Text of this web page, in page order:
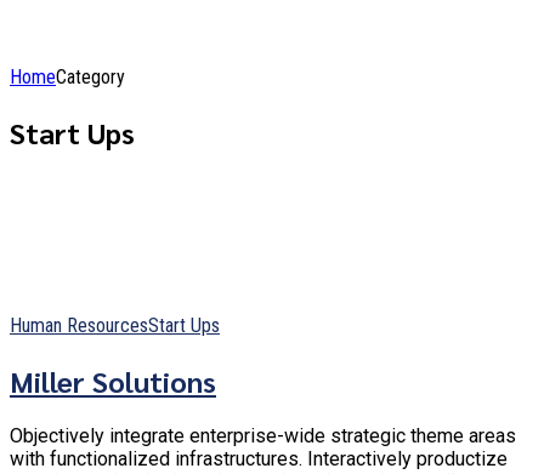
HomeCategory
Start Ups
Human ResourcesStart Ups
Miller Solutions
Objectively integrate enterprise-wide strategic theme areas
with functionalized infrastructures. Interactively productize